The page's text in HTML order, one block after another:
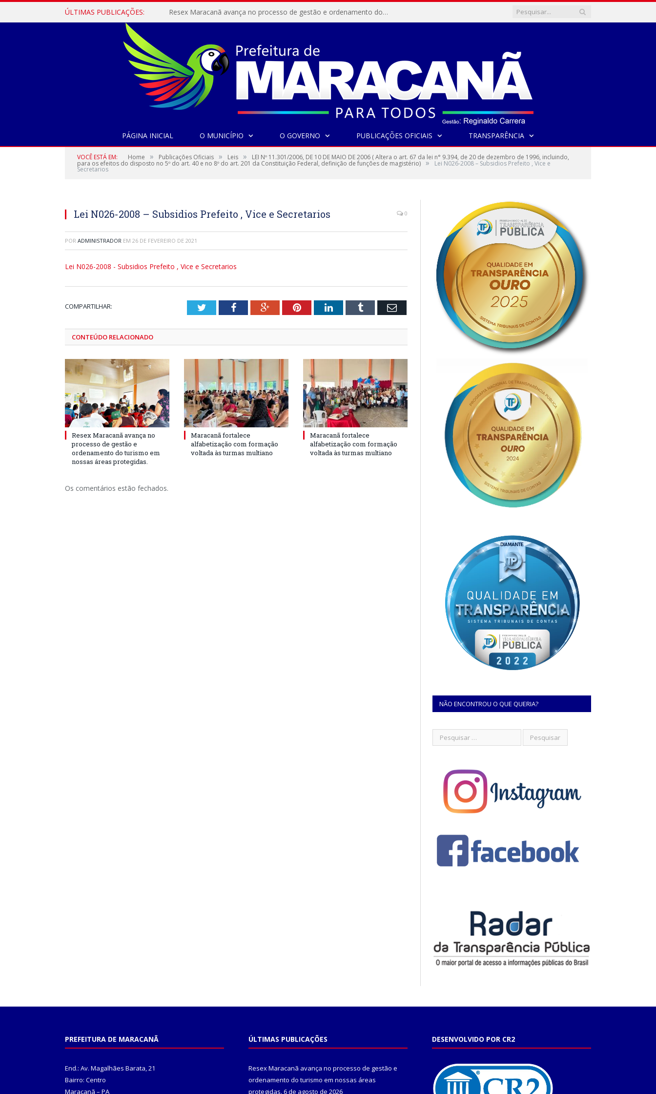
ÚLTIMAS PUBLICAÇÕES: Resex Maracanã avança no processo de gestão e ordenamento do turismo em nossas áreas protegidas.
PÁGINA INICIAL O MUNICÍPIO O GOVERNO PUBLICAÇÕES OFICIAIS TRANSPARÊNCIA
VOCÊ ESTÁ EM: Home » Publicações Oficiais » Leis » LEI Nº 11.301/2006, DE 10 DE MAIO DE 2006 ( Altera o art. 67 da lei n° 9.394, de 20 de dezembro de 1996, incluindo,
para os efeitos do disposto no 5º do art. 40 e no 8º do art. 201 da Constituição Federal, definição de funções de magistério) » Lei N026-2008 – Subsidios Prefeito , Vice e
Secretarios
Lei N026-2008 – Subsidios Prefeito , Vice e Secretarios 0
POR ADMINISTRADOR EM 26 DE FEVEREIRO DE 2021
Lei N026-2008 - Subsidios Prefeito , Vice e Secretarios
COMPARTILHAR: TwitterFacebookGoogle+PinterestLinkedInTumblr Email
CONTEÚDO RELACIONADO
Resex Maracanã avança no
processo de gestão e
ordenamento do turismo em
nossas áreas protegidas.
Maracanã fortalece
alfabetização com formação
voltada às turmas multiano
Maracanã fortalece
alfabetização com formação
voltada às turmas multiano
Os comentários estão fechados.
NÃO ENCONTROU O QUE QUERIA?
PREFEITURA DE MARACANÃ
End.: Av. Magalhães Barata, 21
Bairro: Centro
Maracanã – PA
ÚLTIMAS PUBLICAÇÕES
Resex Maracanã avança no processo de gestão e
ordenamento do turismo em nossas áreas
protegidas. 6 de agosto de 2026
DESENVOLVIDO POR CR2